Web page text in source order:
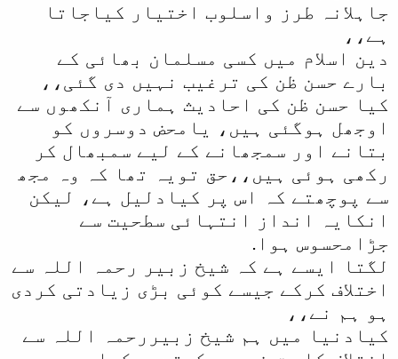
جاہلانہ طرز واسلوب اختیار کیاجاتا
ہے،،
دین اسلام میں کسی مسلمان بھائی کے
بارے حسن ظن کی ترغیب نہیں دی گئی،،
کیا حسن ظن کی احادیث ہماری آنکھوں سے
اوجھل ہوگئی ہیں، یامحض دوسروں کو
بتانے اور سمجھانے کے لیے سمبھال کر
رکھی ہوئی ہیں،،حق تویہ تھا کہ وہ مجھ
سے پوچھتے کہ اس پر کیادلیل ہے، لیکن
انکایہ انداز انتہائی سطحیت سے
جڑامحسوس ہوا.
لگتا ایسے ہے کہ شیخ زبیر رحمہ اللہ سے
اختلاف کرکے جیسے کوئی بڑی زیادتی کردی
ہو ہم نے،،
کیادنیا میں ہم شیخ زبیررحمہ اللہ سے